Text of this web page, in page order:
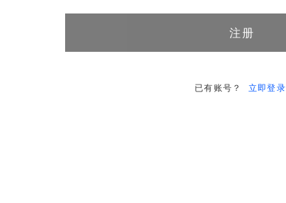
注册
已有账号？ 立即登录